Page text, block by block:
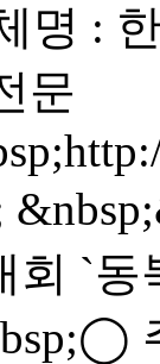
명 :
문
회 `